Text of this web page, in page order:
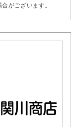
がございます。